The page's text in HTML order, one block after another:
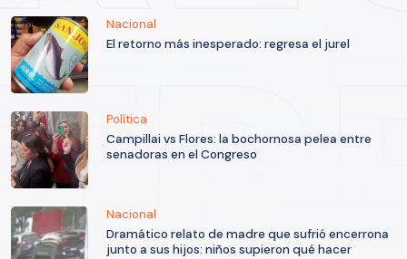
Nacional
El retorno más inesperado: regresa el jurel
Política
Campillai vs Flores: la bochornosa pelea entre
senadoras en el Congreso
Nacional
Dramático relato de madre que sufrió encerrona
junto a sus hijos: niños supieron qué hacer